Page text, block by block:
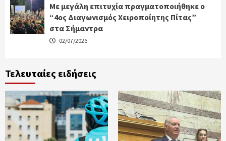
Με μεγάλη επιτυχία πραγματοποιήθηκε ο
“4ος Διαγωνισμός Χειροποίητης Πίτας”
στα Σήμαντρα
02/07/2026
Τελευταίες ειδήσεις